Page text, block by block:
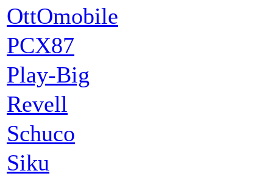
OttOmobile
PCX87
Play-Big
Revell
Schuco
Siku